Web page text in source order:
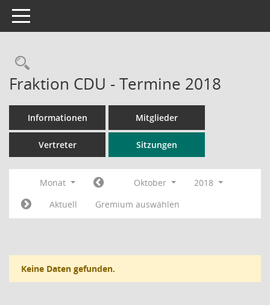
Toggle navigation
Rechercheauswahl
Fraktion CDU - Termine 2018
Informationen Mitglieder
Vertreter Sitzungen
Monat Oktober
2018
Aktuell
Gremium auswählen
Keine Daten gefunden.